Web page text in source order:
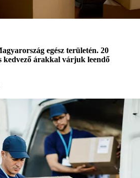
egész területén. 20
kedvező árakkal várjuk leendő